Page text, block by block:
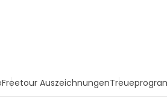
Freetour Auszeichnungen